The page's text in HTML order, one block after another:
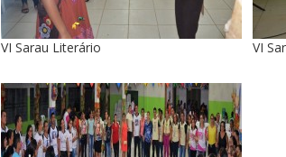
VI Sarau Literário VI